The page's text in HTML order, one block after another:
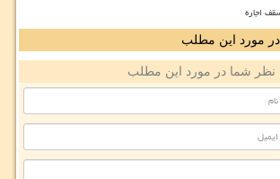
اجاره
در مورد این مطلب
نظر شما در مورد این مطلب